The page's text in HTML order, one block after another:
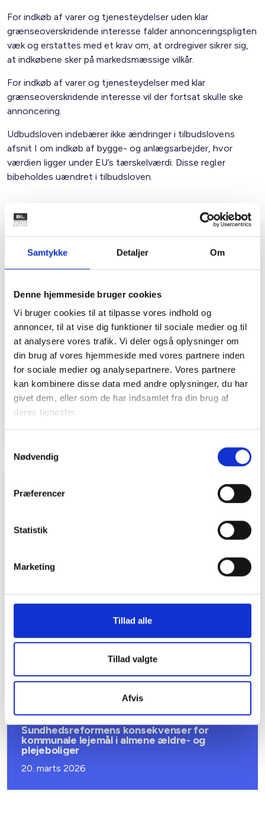
Samtykke Detaljer Om
Denne hjemmeside bruger cookies
Vi bruger cookies til at tilpasse vores indhold og
annoncer, til at vise dig funktioner til sociale medier og til
at analysere vores trafik. Vi deler også oplysninger om
din brug af vores hjemmeside med vores partnere inden
for sociale medier og analysepartnere. Vores partnere
kan kombinere disse data med andre oplysninger, du har
givet dem, eller som de har indsamlet fra din brug af
deres tjenester.
Nødvendig
Præferencer
Statistik
Marketing
Tillad alle
Tillad valgte
Afvis
For indkøb af varer og tjenesteydelser uden klar
grænseoverskridende interesse falder annonceringspligten
væk og erstattes med et krav om, at ordregiver sikrer sig,
at indkøbene sker på markedsmæssige vilkår.
For indkøb af varer og tjenesteydelser med klar
grænseoverskridende interesse vil der fortsat skulle ske
annoncering.
Udbudsloven indebærer ikke ændringer i tilbudslovens
afsnit I om indkøb af bygge- og anlægsarbejder, hvor
værdien ligger under EU’s tærskelværdi. Disse regler
bibeholdes uændret i tilbudsloven.
Med venlig hilsen
Bent Madsen / Claus Pedersen
Kontakt
Bent Madsen
Adm. direktør
Tlf: 28 88 18 77
Mail: bma@bl.dk
Relateret indhold Viden
BL INFORMERER
ejendomme skal være klar senest 1. januar
2027
Ansvar for nødforsyning i plejeboliger ved
08. juni 2026
BL INFORMERER
Sundhedsreformens konsekvenser for
kommunale lejemål i almene ældre- og
plejeboliger
20. marts 2026